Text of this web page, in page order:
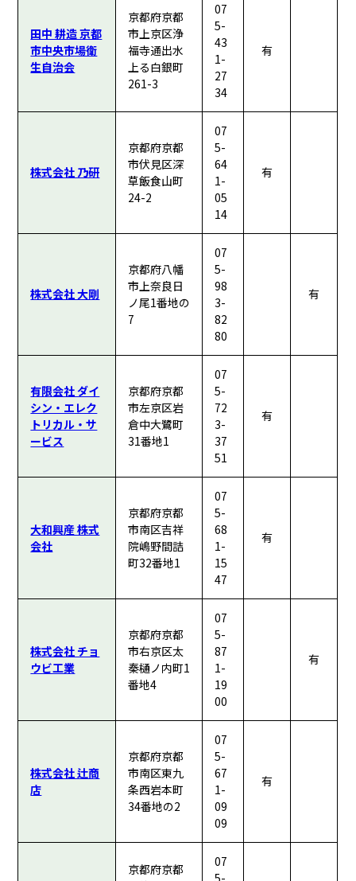
田中 耕造 京都
市中央市場衛
生自治会
京都府京都
市上京区浄
福寺通出水
上る白銀町
261-3
07
5-
43
1-
27
34
有
株式会社 乃研
京都府京都
市伏見区深
草飯食山町
24-2
07
5-
64
1-
05
14
有
株式会社 大剛
京都府八幡
市上奈良日
ノ尾1番地の
7
07
5-
98
3-
82
80
有
有限会社 ダイ
シン・エレク
トリカル・サ
ービス
京都府京都
市左京区岩
倉中大鷺町
31番地1
07
5-
72
3-
37
51
有
大和興産 株式
会社
京都府京都
市南区吉祥
院嶋野間詰
町32番地1
07
5-
68
1-
15
47
有
株式会社 チョ
ウビ工業
京都府京都
市右京区太
秦樋ノ内町1
番地4
07
5-
87
1-
19
00
有
株式会社 辻商
店
京都府京都
市南区東九
条西岩本町
34番地の2
07
5-
67
1-
09
09
有
京都府京都
07